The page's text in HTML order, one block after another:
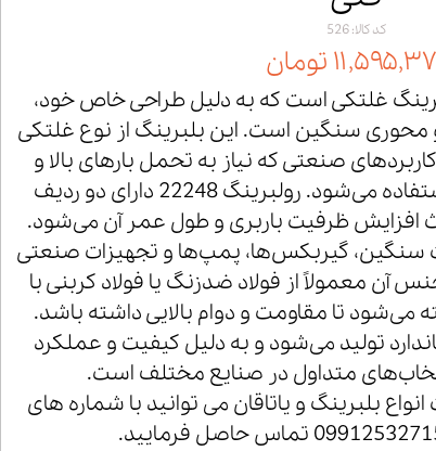
کد کالا: 526
تومان
یک نوع بلبرینگ غلتکی است که به دلیل طراحی خاص خود،
محوری سنگین است. این بلبرینگ از نوع غلتکی
صنعتی که نیاز به تحمل بارهای بالا و
سرعت‌های متوسط دارند، استفاده می‌شود. رولبرینگ 22248 دارای دو ردیف
افزایش ظرفیت باربری و طول عمر آن می‌شود.
سنگین، گیربکس‌ها، پمپ‌ها و تجهیزات صنعتی
آن معمولاً از فولاد ضدزنگ یا فولاد کربنی با
تا مقاومت و دوام بالایی داشته باشد.
با ابعاد استاندارد تولید می‌شود و به دلیل کیفیت و عملکرد
متداول در صنایع مختلف است.
بلبرینگ و یاتاقان می توانید با شماره های